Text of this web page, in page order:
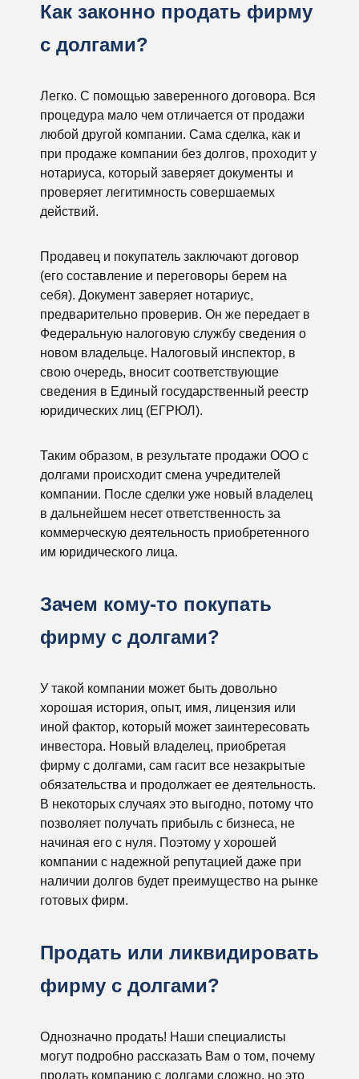
Как законно продать фирму
с долгами?
Легко. С помощью заверенного договора. Вся
процедура мало чем отличается от продажи
любой другой компании. Сама сделка, как и
при продаже компании без долгов, проходит у
нотариуса, который заверяет документы и
проверяет легитимность совершаемых
действий.
Продавец и покупатель заключают договор
(его составление и переговоры берем на
себя). Документ заверяет нотариус,
предварительно проверив. Он же передает в
Федеральную налоговую службу сведения о
новом владельце. Налоговый инспектор, в
свою очередь, вносит соответствующие
сведения в Единый государственный реестр
юридических лиц (ЕГРЮЛ).
Таким образом, в результате продажи ООО с
долгами происходит смена учредителей
компании. После сделки уже новый владелец
в дальнейшем несет ответственность за
коммерческую деятельность приобретенного
им юридического лица.
Зачем кому-то покупать
фирму с долгами?
У такой компании может быть довольно
хорошая история, опыт, имя, лицензия или
иной фактор, который может заинтересовать
инвестора. Новый владелец, приобретая
фирму с долгами, сам гасит все незакрытые
обязательства и продолжает ее деятельность.
В некоторых случаях это выгодно, потому что
позволяет получать прибыль с бизнеса, не
начиная его с нуля. Поэтому у хорошей
компании с надежной репутацией даже при
наличии долгов будет преимущество на рынке
готовых фирм.
Продать или ликвидировать
фирму с долгами?
Однозначно продать! Наши специалисты
могут подробно рассказать Вам о том, почему
продать компанию с долгами сложно, но это